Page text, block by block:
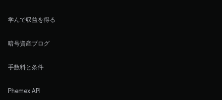
学んで収益を得る
暗号資産ブログ
手数料と条件
Phemex API